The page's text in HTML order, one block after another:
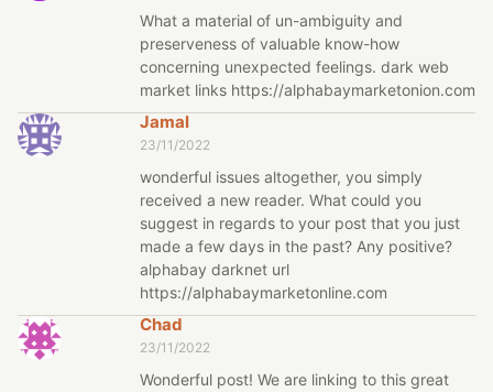
What a material of un-ambiguity and
preserveness of valuable know-how
concerning unexpected feelings. dark web
market links https://alphabaymarketonion.com
Jamal
23/11/2022
wonderful issues altogether, you simply
received a new reader. What could you
suggest in regards to your post that you just
made a few days in the past? Any positive?
alphabay darknet url
https://alphabaymarketonline.com
Chad
23/11/2022
Wonderful post! We are linking to this great